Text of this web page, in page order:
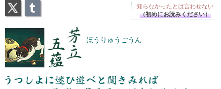
芳立五蘊 ほうりゅうごうん
うつしよに迷ひ遊べと聞きみれば遊ばれ暮るるわが
知らなかったとは言わせない
（初めにお読みください）
X Tumblr